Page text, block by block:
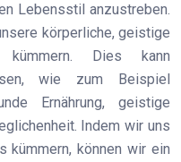
Lebensstil anzustreben.
körperliche, geistige
kümmern. Dies kann
wie zum Beispiel
Ernährung, geistige
Indem wir uns
kümmern, können wir ein